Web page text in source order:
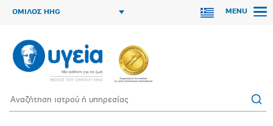
ΟΜΙΛΟΣ HHG MENU